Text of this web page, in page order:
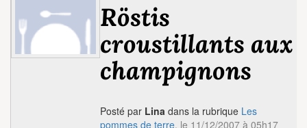
Röstis
croustillants aux
champignons
Posté par Lina dans la rubrique Les
pommes de terre, le 11/12/2007 à 05h17